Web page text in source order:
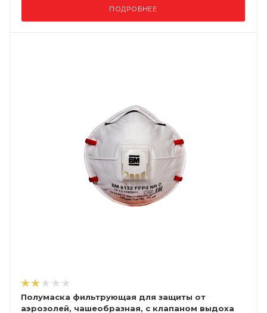
ПОДРОБНЕЕ
Полумаска фильтрующая для защиты от
аэрозолей, чашеобразная, с клапаном выдоха